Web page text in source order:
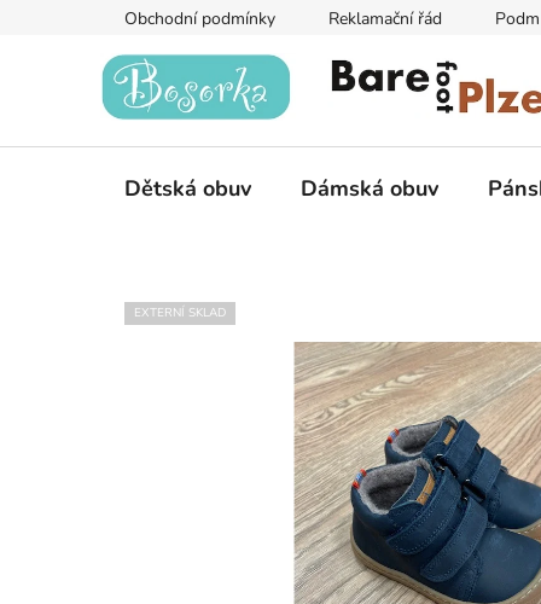
Obchodní podmínky Reklamační řád
Dětská obuv Dámská obuv
EXTERNÍ SKLAD